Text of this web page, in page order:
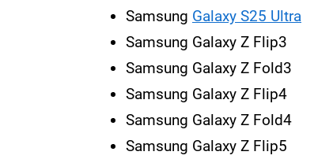
Samsung Galaxy S25 Ultra
Samsung Galaxy Z Flip3
Samsung Galaxy Z Fold3
Samsung Galaxy Z Flip4
Samsung Galaxy Z Fold4
Samsung Galaxy Z Flip5